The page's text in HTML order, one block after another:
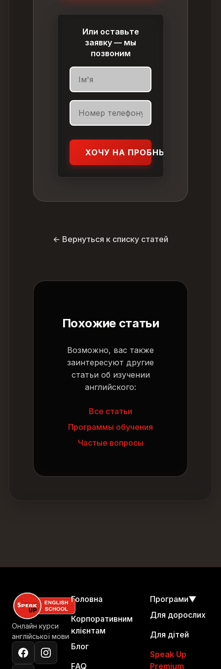
Или оставьте
заявку — мы
позвоним
ХОЧУ НА ПРОБНЫЙ УРОК
← Вернуться к списку статей
Похожие статьи
Возможно, вас также
заинтересуют другие
статьи об изучении
английского:
Все статьи
Программы обучения
Частые вопросы
Онлайн курси
англійської мови
Головна
Корпоративним
клієнтам
Блог
FAQ
Програми▼
Для дорослих
Для дітей
Speak Up
Premium